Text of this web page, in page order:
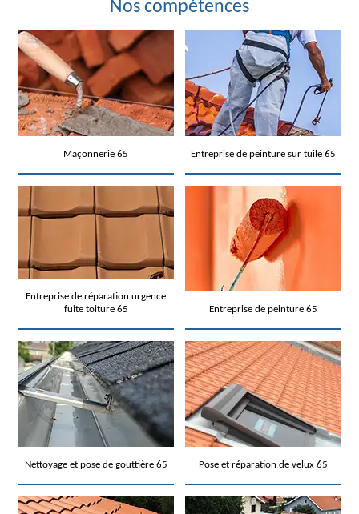
Nos compétences
Maçonnerie 65 Entreprise de peinture sur tuile 65
Entreprise de réparation urgence
fuite toiture 65
Entreprise de peinture 65
Nettoyage et pose de gouttière 65 Pose et réparation de velux 65